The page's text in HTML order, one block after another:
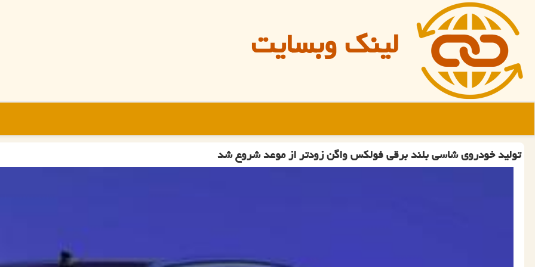
لینک وبسایت
تولید خودروی شاسی بلند برقی فولكس واگن زودتر از موعد شروع شد